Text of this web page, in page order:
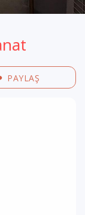
PAYLAŞ